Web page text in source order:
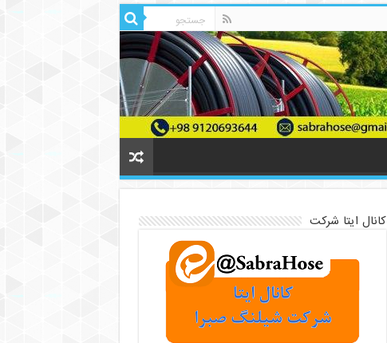
کانال ایتا شرکت